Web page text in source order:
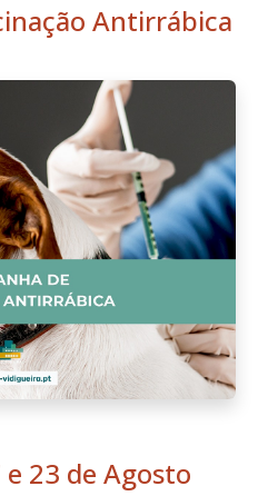
Antirrábica
23 de Agosto